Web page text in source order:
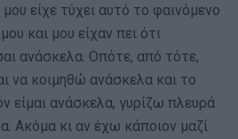
είχε τύχει αυτό το φαινόμενο
και μου είχαν πει ότι
ανάσκελα. Οπότε, από τότε,
να κοιμηθώ ανάσκελα και το
είμαι ανάσκελα, γυρίζω πλευρά
Ακόμα κι αν έχω κάποιον μαζί